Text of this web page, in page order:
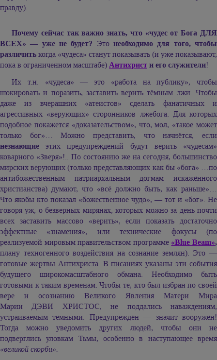
правду).
Почему сейчас так важно знать, что «чудес от Бога ДЛЯ
ВСЕХ» — уже не будет? Этонеобходимо для того, чтобы
различитькогда «чудеса» станут показывать (и уже показывают,
пока в ограниченном масштабе)Антихристи его служители!
Их т.н. «чудеса» — это «работа на публику», чтобы
шокировать и поразить, заставить верить тёмным лжи. Чтобы
даже из вчерашних «атеистов» сделать фанатичных и
агрессивных «верующих» сторонников лжебога. Для которых
подобное покажется «доказательством», что, мол, «такое может
только бог»… Можно представить, что начнётся, если
незнающие этих предупреждений будут верить «чудесам»
коварного «Зверя»!.. По состоянию же на сегодня, большинство
мирских верующих (только представляющих как бы «бога» …по
антибожественным патриархальным догмам искажённого
христианства) думают, что «всё должно быть, как раньше»…
Что якобы кто показал «божественное чудо», — тот и «бог». Не
говоря уж, о безверных мирянах, которых можно за день почти
всех заставить массово «верить», если показать достаточно
эффектные «знамения», или технические фокусы (по
реализуемой мировым правительством программе «Blue Beam»,
плану техногенного воздействия на сознание землян). Это —
готовые жертвы Антихриста. В писаниях указаны эти события
будущего широкомасштабного обмана. Необходимо быть
готовыми к таким временам. Чтобы те, кто был избран по своей
вере и осознанию Великого Явления Матери Мира
Марии ДЭВИ ХРИСТОС, не поддались наваждениям,
устраиваемым тёмными. Предупреждён — значит вооружён!
Тогда можно уведомить других людей, чтобы они не
подверглись уловкам Тьмы, особенно в наступающее время
«великой скорби».